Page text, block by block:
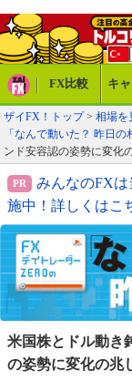
FX比較 キ
ザイFX！トップ> 相場を
「なんで動いた？ 昨日の
ンド安容認の姿勢に変化
みんなのFX
施中！詳しくはこ
米国株とドル動き
の姿勢に変化の兆